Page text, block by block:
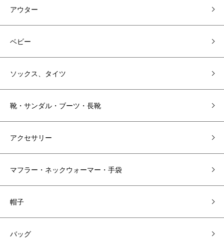
アウター
ベビー
ソックス、タイツ
靴・サンダル・ブーツ・長靴
アクセサリー
マフラー・ネックウォーマー・手袋
帽子
バッグ